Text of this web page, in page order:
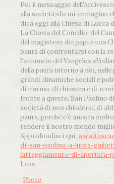
Poi il messaggio
alla società:«Io mi immagino
dica oggi alla Chiesa di Lucca
La Chiesa del Concilio, del
del magistero dei papi è una
paura di confrontarsi con la
l'annuncio del Vangelo».
della paura intorno a noi, nelle
grandi dinamiche sociali e
di riarmo, di chiusura e di
fronte a questo, San Paolino
società di non chiudersi, di
paura, perché c'è ancora
rendere il nostro mondo
Approfondisci qui:
di-san-paolino-a-lucca-
latteggiamento-di-apertura-
Less
Photo